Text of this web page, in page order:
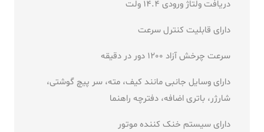
دریافت ولتاژ ورودی 14.4 ولت
دارای قابلیت کنترل سرعت
سرعت چرخش آزاد 1200 دور در دقیقه
دارای وسایل جانبی مانند کیف، مته، سر پیچ گوشتی،
شارژر، باتری اضافه، دفترچه راهنما
دارای سیستم خنک کننده موتور